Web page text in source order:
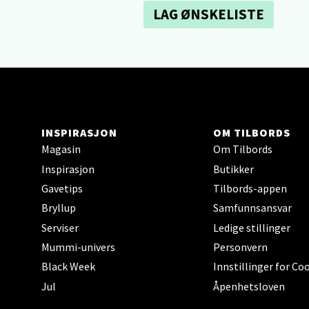
LAG ØNSKELISTE
INSPIRASJON
Magasin
Inspirasjon
Gavetips
Bryllup
Serviser
Mummi-univers
Black Week
Jul
OM TILBORDS
Om Tilbords
Butikker
Tilbords-appen
Samfunnsansvar
Ledige stillinger
Personvern
Innstillinger for
Åpenhetsloven
Ski
Ski